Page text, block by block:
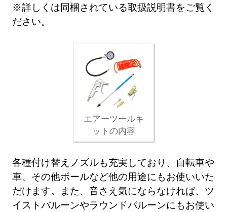
※詳しくは同梱されている取扱説明書をご覧く
ださい。
エアーツールキ
ットの内容
各種付け替えノズルも充実しており、自転車や
車、その他ボールなど他の用途にもお使いいた
だけます。また、音さえ気にならなければ、ツ
イストバルーンやラウンドバルーンにもお使い